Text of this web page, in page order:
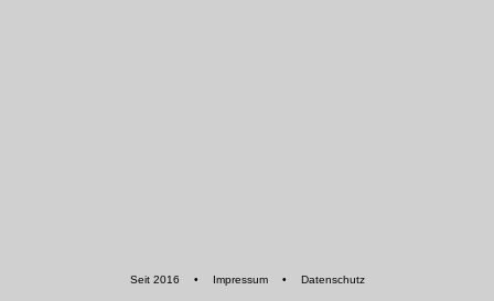
Seit 2016 • Impressum • Datenschutz